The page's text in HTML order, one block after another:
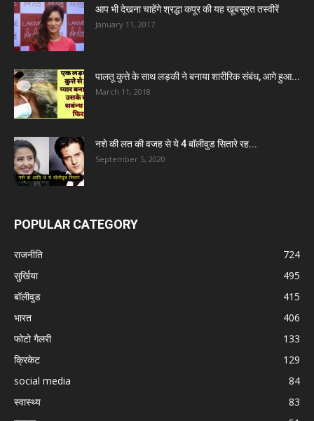
आप भी देखना चाहेंगे श्रद्धा कपूर की यह खूबसूरत तस्वीरें
January 11, 2017
पालतू कुत्ते के साथ लड़की ने बनाया शारीरिक संबंध, आगे हुआ...
March 11, 2018
नशे की लत की वजह से ये 4 बॉलीवुड सितारे रह...
September 5, 2020
POPULAR CATEGORY
राजनीति
724
सुर्खिया
495
बॉलीवुड
415
भारत
406
फोटो गैलरी
133
क्रिकेट
129
social media
84
स्वास्थ्य
83